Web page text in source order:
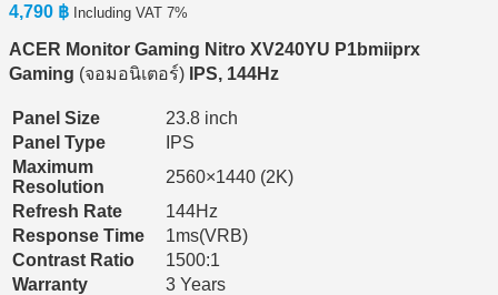
4,790 ฿ Including VAT 7%
ACER Monitor Gaming Nitro XV240YU P1bmiiprx
Gaming (จอมอนิเตอร์) IPS, 144Hz
Panel Size
23.8 inch
Panel Type
IPS
Maximum
Resolution
2560×1440 (2K)
Refresh Rate
144Hz
Response Time
1ms(VRB)
Contrast Ratio
1500:1
Warranty
3 Years